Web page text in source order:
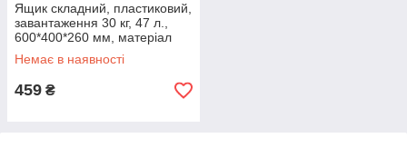
Ящик складний, пластиковий,
завантаження 30 кг, 47 л.,
600*400*260 мм, матеріал
100% первинний харчової ПЕ
Немає в наявності
459 ₴